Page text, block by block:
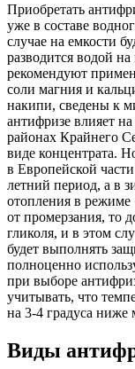
Приобретать
уже в составе
случае на емкости
разводится водой
рекомендуют
соли магния и
накипи, сведены к
антифризе влияет
районах Крайнего
виде концентрата.
в Европейской
летний период, а в
отопления в режиме
от промерзания, то
гликоля, и в этом
будет выполнять
полноценно
при выборе
учитывать, что
на 3-4 градуса ниже
Виды